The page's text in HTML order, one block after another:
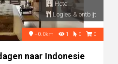
Hotel
Logies & ontbijt
+0.0km 1 0 0
naar Indonesie